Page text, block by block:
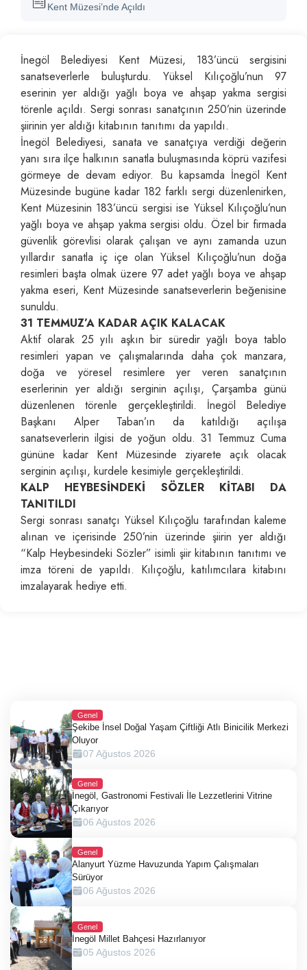
Kent Müzesi’nde Açıldı
İnegöl Belediyesi Kent Müzesi, 183’üncü sergisini
sanatseverlerle buluşturdu. Yüksel Kılıçoğlu’nun 97
eserinin yer aldığı yağlı boya ve ahşap yakma sergisi
törenle açıldı. Sergi sonrası sanatçının 250’nin üzerinde
şiirinin yer aldığı kitabının tanıtımı da yapıldı.
İnegöl Belediyesi, sanata ve sanatçıya verdiği değerin
yanı sıra ilçe halkının sanatla buluşmasında köprü vazifesi
görmeye de devam ediyor. Bu kapsamda İnegöl Kent
Müzesinde bugüne kadar 182 farklı sergi düzenlenirken,
Kent Müzesinin 183’üncü sergisi ise Yüksel Kılıçoğlu’nun
yağlı boya ve ahşap yakma sergisi oldu. Özel bir firmada
güvenlik görevlisi olarak çalışan ve aynı zamanda uzun
yıllardır sanatla iç içe olan Yüksel Kılıçoğlu’nun doğa
resimleri başta olmak üzere 97 adet yağlı boya ve ahşap
yakma eseri, Kent Müzesinde sanatseverlerin beğenisine
sunuldu.
31 TEMMUZ’A KADAR AÇIK KALACAK
Aktif olarak 25 yılı aşkın bir süredir yağlı boya tablo
resimleri yapan ve çalışmalarında daha çok manzara,
doğa ve yöresel resimlere yer veren sanatçının
eserlerinin yer aldığı serginin açılışı, Çarşamba günü
düzenlenen törenle gerçekleştirildi. İnegöl Belediye
Başkanı Alper Taban’ın da katıldığı açılışa
sanatseverlerin ilgisi de yoğun oldu. 31 Temmuz Cuma
gününe kadar Kent Müzesinde ziyarete açık olacak
serginin açılışı, kurdele kesimiyle gerçekleştirildi.
KALP HEYBESİNDEKİ SÖZLER KİTABI DA
TANITILDI
Sergi sonrası sanatçı Yüksel Kılıçoğlu tarafından kaleme
alınan ve içerisinde 250’nin üzerinde şiirin yer aldığı
“Kalp Heybesindeki Sözler” isimli şiir kitabının tanıtımı ve
imza töreni de yapıldı. Kılıçoğlu, katılımcılara kitabını
imzalayarak hediye etti.
Genel
Şekibe İnsel Doğal Yaşam Çiftliği Atlı Binicilik Merkezi
Oluyor
07 Ağustos 2026
Genel
İnegöl, Gastronomi Festivali İle Lezzetlerini Vitrine
Çıkarıyor
06 Ağustos 2026
Genel
Alanyurt Yüzme Havuzunda Yapım Çalışmaları
Sürüyor
06 Ağustos 2026
Genel
İnegöl Millet Bahçesi Hazırlanıyor
05 Ağustos 2026